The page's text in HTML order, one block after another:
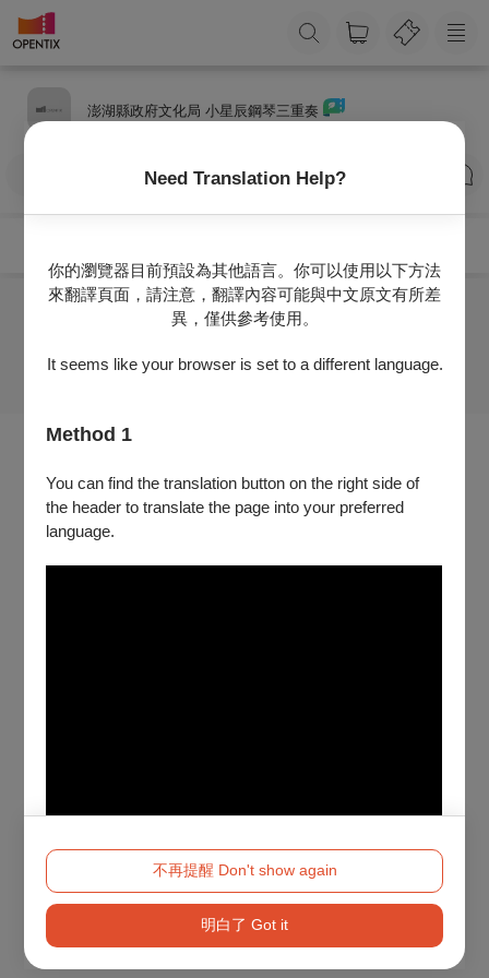
Need Translation Help?
你的瀏覽器目前預設為其他語言。你可以使用以下方法
來翻譯頁面，請注意，翻譯內容可能與中文原文有所差
異，僅供參考使用。
It seems like your browser is set to a different language.
Method 1
You can find the translation button on the right side of
the header to translate the page into your preferred
language.
Method 2
不再提醒 Don't show again
明白了 Got it
澎湖縣政府文化局 小星辰鋼琴三重奏
訂閱